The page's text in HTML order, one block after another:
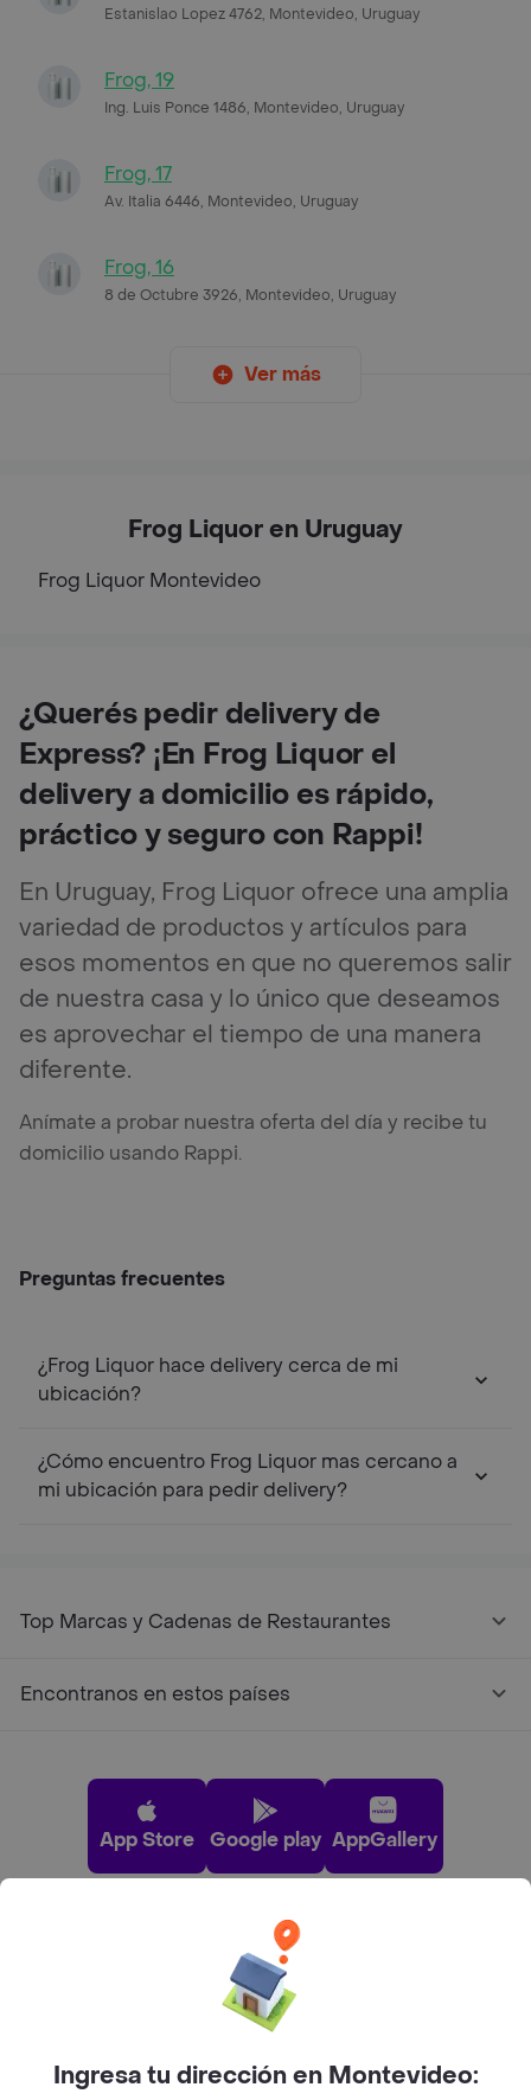
Estanislao Lopez 4762, Montevideo, Uruguay
Frog, 19
Ing. Luis Ponce 1486, Montevideo, Uruguay
Frog, 17
Av. Italia 6446, Montevideo, Uruguay
Frog, 16
8 de Octubre 3926, Montevideo, Uruguay
Ver más
Frog Liquor en Uruguay
Frog Liquor Montevideo
¿Querés pedir delivery de
Express? ¡En Frog Liquor el
delivery a domicilio es rápido,
práctico y seguro con Rappi!
En Uruguay, Frog Liquor ofrece una amplia
variedad de productos y artículos para
esos momentos en que no queremos salir
de nuestra casa y lo único que deseamos
es aprovechar el tiempo de una manera
diferente.
Anímate a probar nuestra oferta del día y recibe tu
domicilio usando Rappi.
Preguntas frecuentes
¿Frog Liquor hace delivery cerca de mi
ubicación?
¿Cómo encuentro Frog Liquor mas cercano a
mi ubicación para pedir delivery?
Top Marcas y Cadenas de Restaurantes
Encontranos en estos países
App Store Google play AppGallery
Pide tu comida favorita cerca de ti
Ingresa tu dirección en Montevideo: